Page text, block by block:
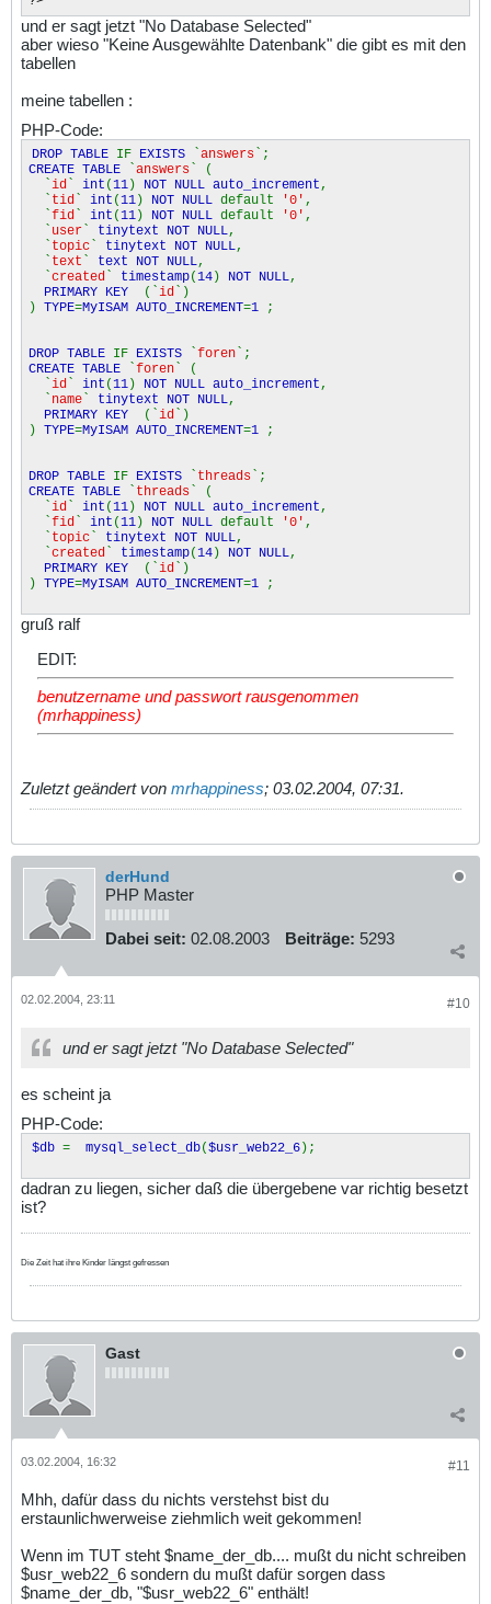
und er sagt jetzt "No Database Selected"
aber wieso "Keine Ausgewählte Datenbank" die gibt es mit den
tabellen
meine tabellen :
PHP-Code:
DROP TABLE IF EXISTS answers `;
CREATE TABLE
answers ` (
id int (11 ) NOT NULL auto_increment,
tid int (11 ) NOT NULL default '0' ,
fid int (11 ) NOT NULL default '0' ,
user tinytext NOT NULL,
topic tinytext NOT NULL,
text text NOT NULL,
created timestamp(14 ) NOT NULL,
PRIMARY KEY
(` id `)
) TYPE=MyISAM AUTO_INCREMENT=1 ;
DROP TABLE IF EXISTS foren `;
CREATE TABLE
foren ` (
id int (11 ) NOT NULL auto_increment,
name tinytext NOT NULL,
PRIMARY KEY
(` id `)
) TYPE=MyISAM AUTO_INCREMENT=1 ;
DROP TABLE IF EXISTS threads `;
CREATE TABLE
threads ` (
id int (11 ) NOT NULL auto_increment,
fid int (11 ) NOT NULL default '0' ,
topic tinytext NOT NULL,
created timestamp(14 ) NOT NULL,
PRIMARY KEY
(` id `)
) TYPE=MyISAM AUTO_INCREMENT=1 ;
gruß ralf
EDIT:
benutzername und passwort rausgenommen
(mrhappiness)
Zuletzt geändert von mrhappiness; 03.02.2004, 07:31.
derHund
PHP Master
Dabei seit: 02.08.2003 Beiträge: 5293
#10
02.02.2004, 23:11
und er sagt jetzt "No Database Selected"
es scheint ja
PHP-Code:
$db = mysql_select_db($usr_web22_6);
dadran zu liegen, sicher daß die übergebene var richtig besetzt
ist?
Die Zeit hat ihre Kinder längst gefressen
Gast
#11
03.02.2004, 16:32
Mhh, dafür dass du nichts verstehst bist du
erstaunlichwerweise ziehmlich weit gekommen!
Wenn im TUT steht $name_der_db.... mußt du nicht schreiben
$usr_web22_6 sondern du mußt dafür sorgen dass
$name_der_db, "$usr_web22_6" enthält!